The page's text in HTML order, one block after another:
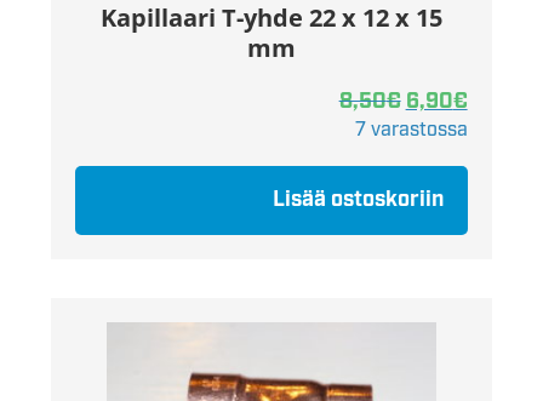
Kapillaari T-yhde 22 x 12 x 15
mm
8,50€6,90€
7 varastossa
Lisää ostoskoriin